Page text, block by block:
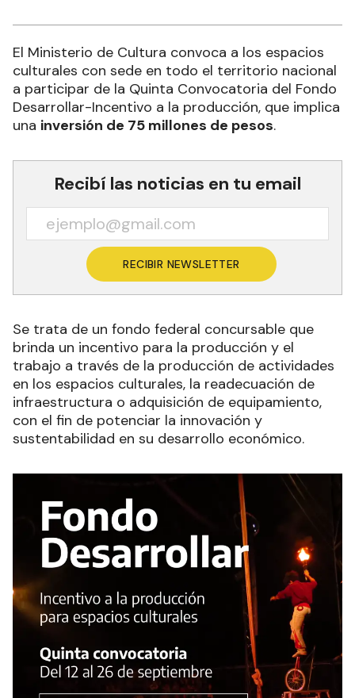
El Ministerio de Cultura convoca a los espacios
culturales con sede en todo el territorio nacional
a participar de la Quinta Convocatoria del Fondo
Desarrollar-Incentivo a la producción, que implica
una inversión de 75 millones de pesos.
Recibí las noticias en tu email
RECIBIR NEWSLETTER
Se trata de un fondo federal concursable que
brinda un incentivo para la producción y el
trabajo a través de la producción de actividades
en los espacios culturales, la readecuación de
infraestructura o adquisición de equipamiento,
con el fin de potenciar la innovación y
sustentabilidad en su desarrollo económico.